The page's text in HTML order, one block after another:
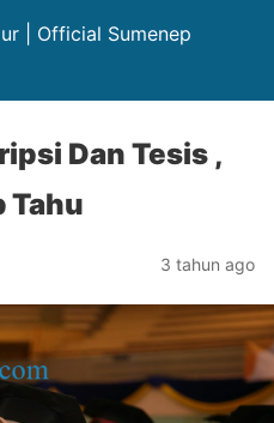
| Official Sumenep
Dan Tesis ,
Tahu
3 tahun ago